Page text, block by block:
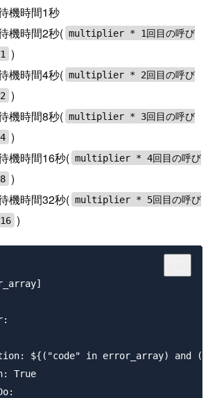
機時間1秒
機時間2秒( multiplier * 1回目の呼び
)
機時間4秒( multiplier * 2回目の呼び
)
機時間8秒( multiplier * 3回目の呼び
)
機時間16秒( multiplier * 4回目の呼び
)
機時間32秒( multiplier * 5回目の呼び
)
${("code" in error_array) and
True